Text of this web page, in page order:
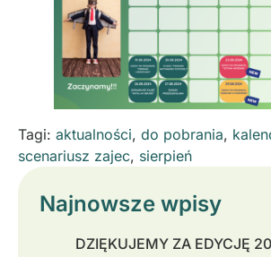
Tagi: aktualności, do pobrania,
scenariusz zajec, sierpień
Najnowsze wpisy
DZIĘKUJEMY ZA EDYCJĘ